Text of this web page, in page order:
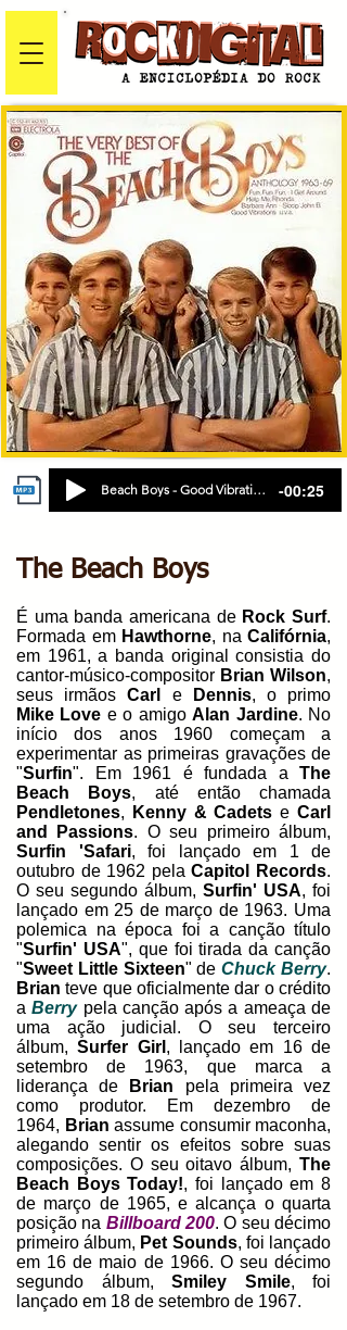
Beach Boys - Good Vibrations -00:25
The Beach Boys
É uma banda americana de Rock Surf.
Formada em Hawthorne, na Califórnia,
em 1961, a banda original consistia do
cantor-músico-compositor Brian Wilson,
seus irmãosCarl e Dennis, o primo
Mike Love e o amigoAlan Jardine. No
início dos anos 1960 começam a
experimentar as primeiras gravações de
"Surfin". Em 1961 é fundada a The
Beach Boys, até então chamada
Pendletones, Kenny & Cadets eCarl
and Passions. O seu primeiro álbum,
Surfin 'Safari, foi lançado em 1 de
outubro de 1962 pelaCapitol Records.
O seu segundo álbum, Surfin' USA, foi
lançado em 25 de março de 1963. Uma
polemica na época foi a canção título
"Surfin' USA", que foi tirada da canção
"Sweet Little Sixteen" deChuck Berry.
Brianteve que oficialmente dar o crédito
aBerrypela canção após a ameaça de
uma ação judicial. O seu terceiro
álbum,Surfer Girl , lançado em 16 de
setembro de 1963, que marca a
liderança de
Brian pela primeira vez
como produtor.
Em dezembro de
1964, Brian assume consumir maconha,
alegando sentir os efeitos sobre suas
composições. O seu oitavo álbum, The
Beach Boys Today!, foi lançado em 8
de março de 1965, e alcança o quarta
posição na Billboard 200. O seu décimo
primeiro álbum, Pet Sounds, foi lançado
em 16 de maio de 1966. O seu décimo
segundo álbum, Smiley Smile, foi
lançado em 18 de setembro de 1967.